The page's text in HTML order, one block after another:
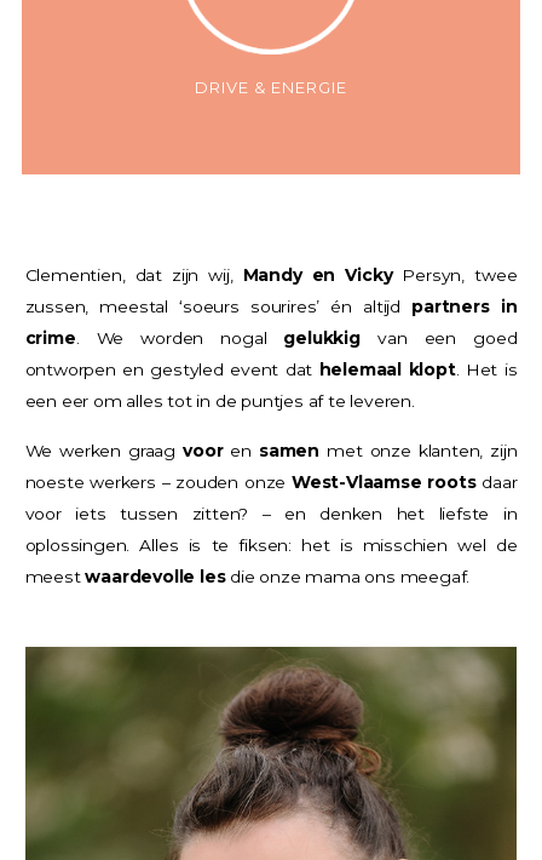
DRIVE & ENERGIE
Clementien, dat zijn wij, Mandy en VickyPersyn, twee
zussen, meestal ‘soeurs sourires’ én altijd partners in
crime . We worden nogal gelukkigvan een goed
ontworpen en gestyled event dat helemaal klopt. Het is
een eer om alles tot in de puntjes af te leveren.
We werken graagvooren samen met onze klanten, zijn
noeste werkers – zouden onze West-Vlaamse rootsdaar
voor iets tussen zitten? – en denken het liefste in
oplossingen. Alles is te fiksen: het is misschien wel de
meestwaardevolle lesdie onze mama ons meegaf.